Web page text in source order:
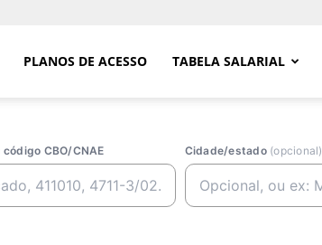
PLANOS DE ACESSO TABELA SALARIAL
CBO/CNAE Cidade/estado (opcional)